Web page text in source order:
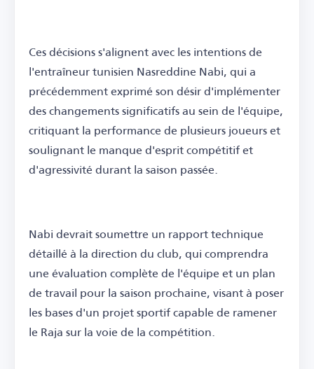
Ces décisions s'alignent avec les intentions de
l'entraîneur tunisien Nasreddine Nabi, qui a
précédemment exprimé son désir d'implémenter
des changements significatifs au sein de l'équipe,
critiquant la performance de plusieurs joueurs et
soulignant le manque d'esprit compétitif et
d'agressivité durant la saison passée.
Nabi devrait soumettre un rapport technique
détaillé à la direction du club, qui comprendra
une évaluation complète de l'équipe et un plan
de travail pour la saison prochaine, visant à poser
les bases d'un projet sportif capable de ramener
le Raja sur la voie de la compétition.